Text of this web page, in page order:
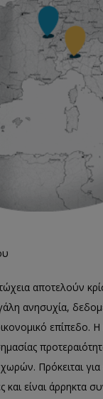
αποτελούν
ανησυχία,
Πρόκειται
είναι άρρηκτα